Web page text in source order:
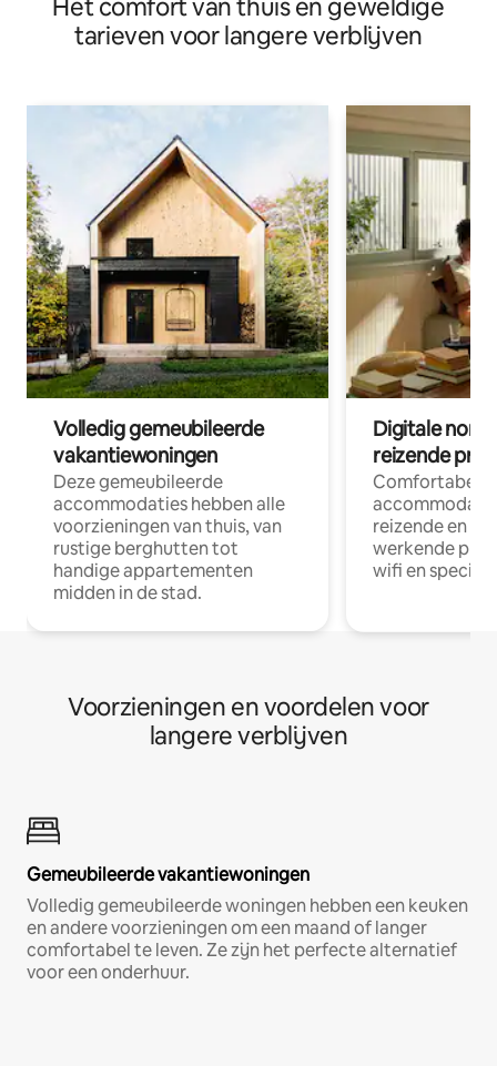
Het comfort van thuis en geweldige
tarieven voor langere verblijven
Volledig gemeubileerde
vakantiewoningen
Deze gemeubileerde
accommodaties hebben alle
voorzieningen van thuis, van
rustige berghutten tot
handige appartementen
midden in de stad.
Digitale
reizende
Comfortabele
reizende en
werkende
wifi en
Voorzieningen en voordelen voor
langere verblijven
Gemeubileerde vakantiewoningen
Volledig gemeubileerde woningen hebben een keuken
en andere voorzieningen om een maand of langer
comfortabel te leven. Ze zijn het perfecte alternatief
voor een onderhuur.